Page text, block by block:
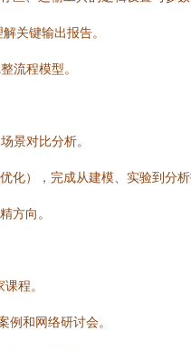
关键输出报告。
流程模型。
景对比分析。
化），完成从建模、实验到分析
方向。
程。
例和网络研讨会。